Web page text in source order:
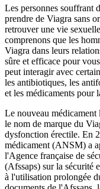
Les personnes souffrant
prendre de Viagra sans
retrouver une vie
comprenons que les
Viagra dans leurs
sûre et efficace pour
peut interagir avec
les antibiotiques, les
et les médicaments pour
Le nouveau médicament
le nom de marque du
dysfonction érectile. En
médicament (ANSM) a
l'Agence française de
(Afssaps) sur la sécurité
à l'utilisation prolongée